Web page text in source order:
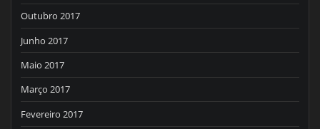
Outubro 2017
Junho 2017
Maio 2017
Março 2017
Fevereiro 2017